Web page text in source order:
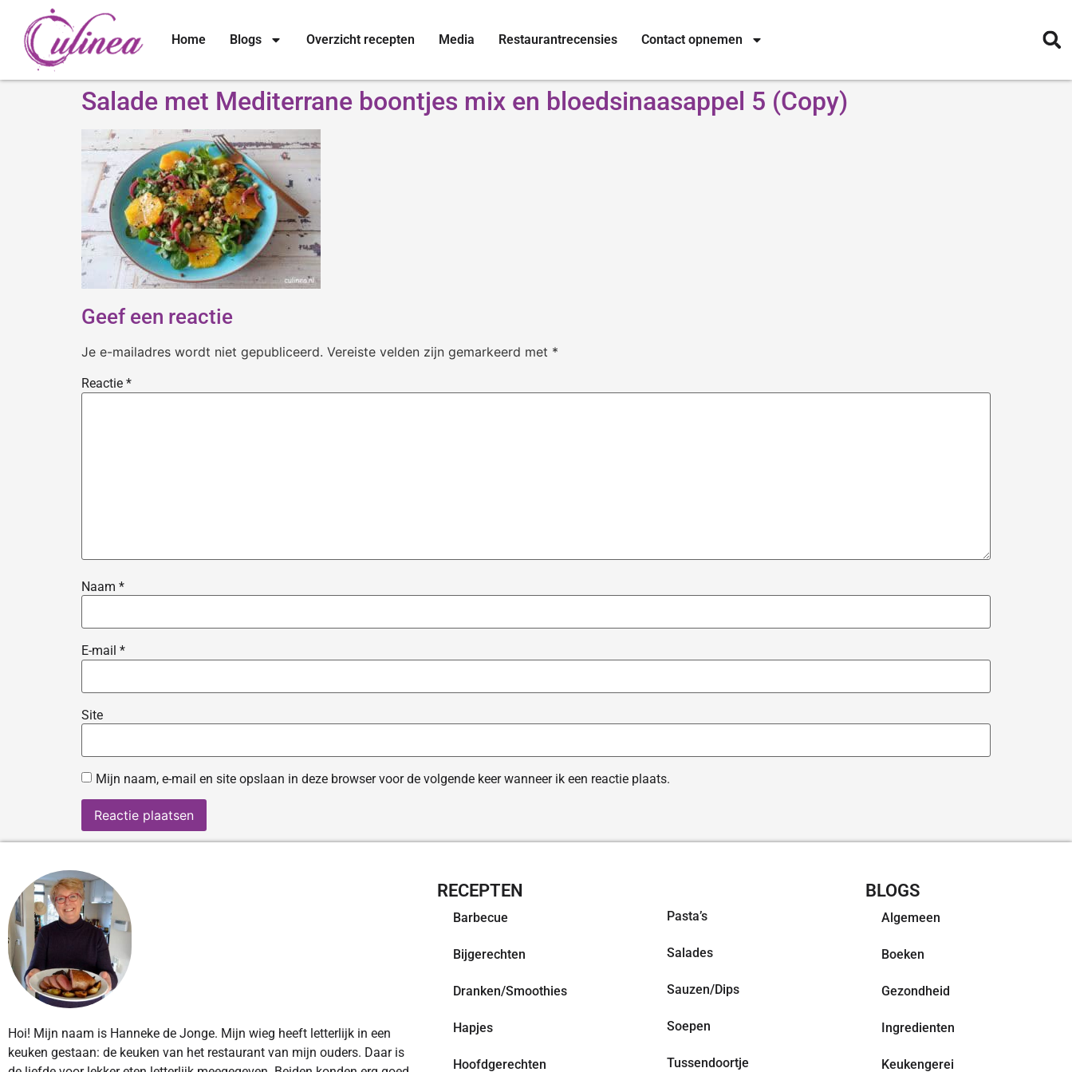
Home Blogs Overzicht recepten Media Restaurantrecensies Contact opnemen
Salade met Mediterrane boontjes mix en bloedsinaasappel 5 (Copy)
Geef een reactie
Je e-mailadres wordt niet gepubliceerd. Vereiste velden zijn gemarkeerd met *
Reactie *
Naam *
E-mail *
Site
Mijn naam, e-mail en site opslaan in deze browser voor de volgende keer wanneer ik een reactie plaats.
Hoi! Mijn naam is Hanneke de Jonge. Mijn wieg heeft letterlijk in een
keuken gestaan: de keuken van het restaurant van mijn ouders. Daar is
RECEPTEN
Barbecue
Bijgerechten
Dranken/Smoothies
Hapjes
Hoofdgerechten
Pasta’s
Salades
Sauzen/Dips
Soepen
Tussendoortje
BLOGS
Algemeen
Boeken
Gezondheid
Ingredienten
Keukengerei